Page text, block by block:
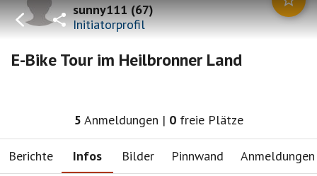
sunny111(67)
Initiatorprofil
E-Bike Tour im Heilbronner Land
5 Anmeldungen | 0 freie Plätze
Berichte Infos Bilder Pinnwand Anmeldungen